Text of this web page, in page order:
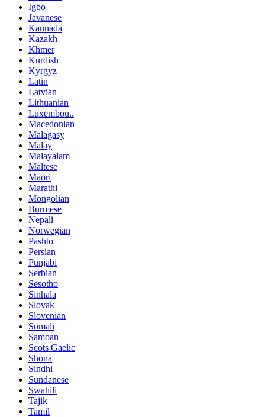
Igbo
Javanese
Kannada
Kazakh
Khmer
Kurdish
Kyrgyz
Latin
Latvian
Lithuanian
Luxembou..
Macedonian
Malagasy
Malay
Malayalam
Maltese
Maori
Marathi
Mongolian
Burmese
Nepali
Norwegian
Pashto
Persian
Punjabi
Serbian
Sesotho
Sinhala
Slovak
Slovenian
Somali
Samoan
Scots Gaelic
Shona
Sindhi
Sundanese
Swahili
Tajik
Tamil